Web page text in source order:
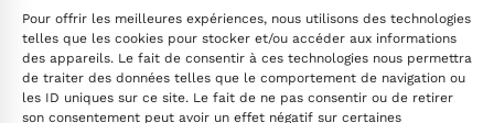
Pour offrir les meilleures expériences, nous utilisons des technologies
telles que les cookies pour stocker et/ou accéder aux informations
des appareils. Le fait de consentir à ces technologies nous permettra
de traiter des données telles que le comportement de navigation ou
les ID uniques sur ce site. Le fait de ne pas consentir ou de retirer
son consentement peut avoir un effet négatif sur certaines
INSCRIVEZ-VOUS